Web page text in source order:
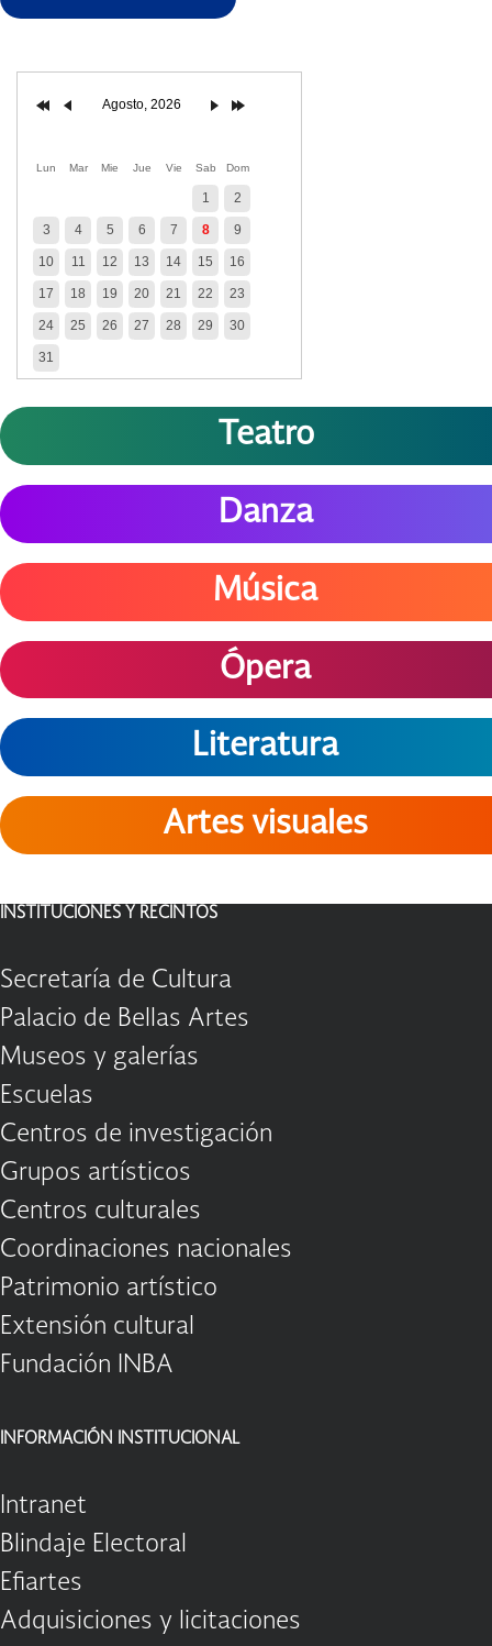
Agosto, 2026
Lun Mar Mie Jue Vie Sab Dom
1 2
3 4 5 6 7 8 9
10 11 12 13 14 15 16
17 18 19 20 21 22 23
24 25 26 27 28 29 30
31
Teatro
Danza
Música
Ópera
Literatura
Artes visuales
INSTITUCIONES Y RECINTOS
Secretaría de Cultura
Palacio de Bellas Artes
Museos y galerías
Escuelas
Centros de investigación
Grupos artísticos
Centros culturales
Coordinaciones nacionales
Patrimonio artístico
Extensión cultural
Fundación INBA
INFORMACIÓN INSTITUCIONAL
Intranet
Blindaje Electoral
Efiartes
Adquisiciones y licitaciones